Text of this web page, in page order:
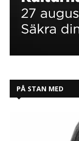
PÅ STAN MED